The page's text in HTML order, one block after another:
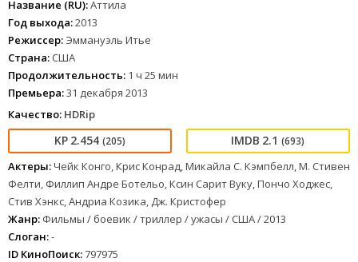
Название (RU):Аттила
Год выхода:2013
Режиссер: Эммануэль Итье
Страна: США
Продолжительность: 1 ч 25 мин
Премьера:31 декабря 2013
Качество: HDRip
2.454 (205) 2.1 (693)
Актеры:Чейк Конго, Крис Конрад, Микайла С. Кэмпбелл, М. Стивен
Фелти, Филлип Андре Ботельо, Ксин Сарит Вуку, Пончо Ходжес,
Стив Хэнкс, Андриа Козика, Дж. Кристофер
Жанр: Фильмы / боевик / триллер / ужасы / США / 2013
Слоган:-
ID КиноПоиск:797975